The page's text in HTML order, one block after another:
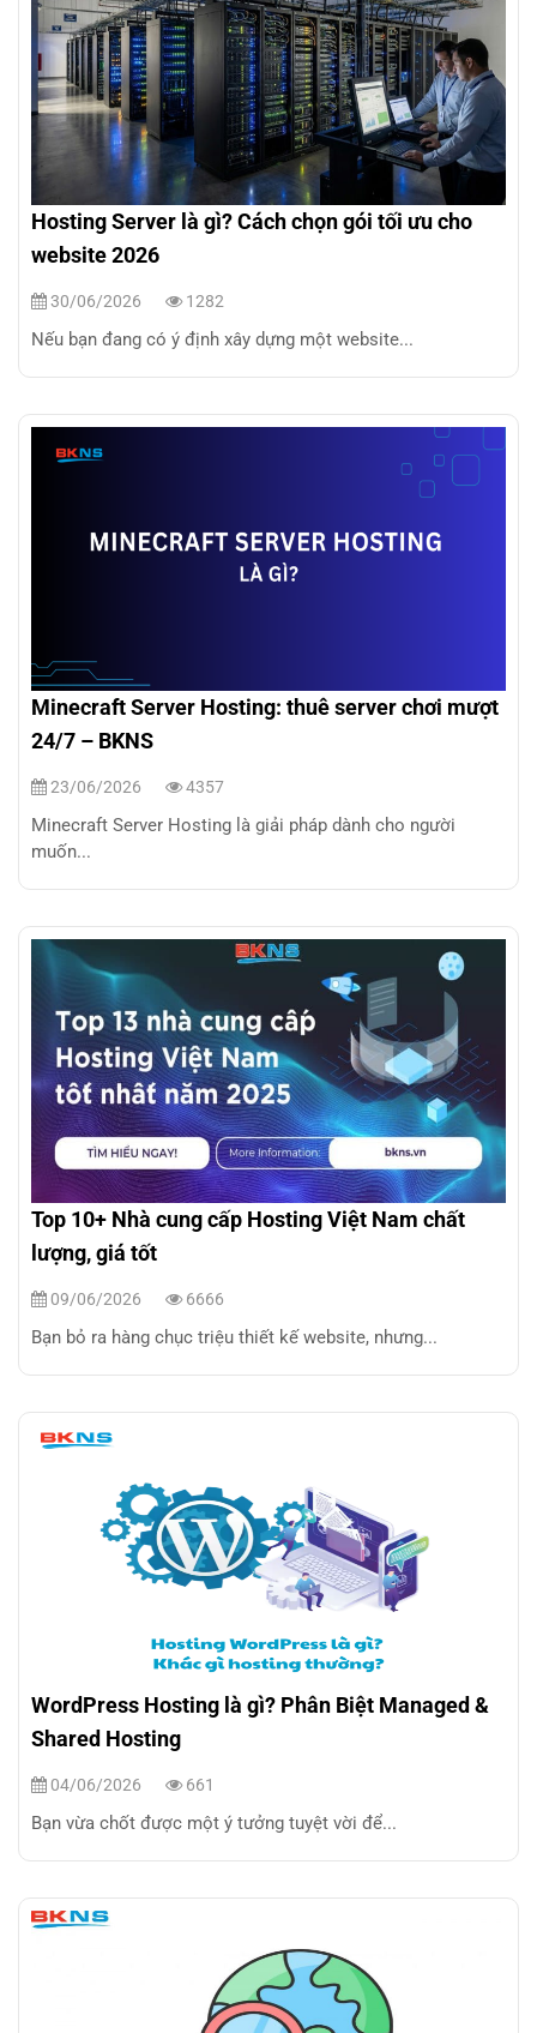
Hosting Server là gì? Cách chọn gói tối ưu cho
website 2026
30/06/2026 1282
Nếu bạn đang có ý định xây dựng một website...
Minecraft Server Hosting: thuê server chơi mượt
24/7 – BKNS
23/06/2026 4357
Minecraft Server Hosting là giải pháp dành cho người
muốn...
Top 10+ Nhà cung cấp Hosting Việt Nam chất
lượng, giá tốt
09/06/2026 6666
Bạn bỏ ra hàng chục triệu thiết kế website, nhưng...
WordPress Hosting là gì? Phân Biệt Managed &
Shared Hosting
04/06/2026 661
Bạn vừa chốt được một ý tưởng tuyệt vời để...